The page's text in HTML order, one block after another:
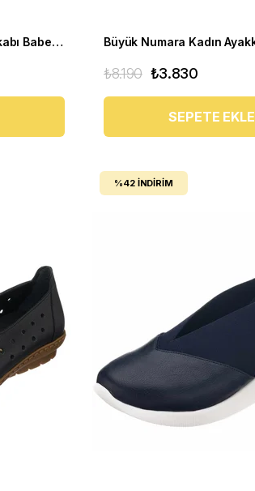
Büyük Numara Kadın Ayakkabı Babet PR 3311 beyaz
₺3.830
₺8.190
SEPETE EKLE
%42 İNDIRIM